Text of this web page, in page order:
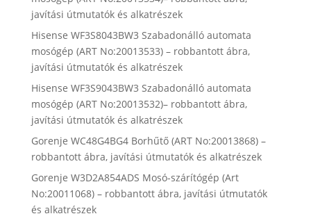
javítási útmutatók és alkatrészek
Hisense WF3S8043BW3 Szabadonálló automata
mosógép (ART No:20013533) – robbantott ábra,
javítási útmutatók és alkatrészek
Hisense WF3S9043BW3 Szabadonálló automata
mosógép (ART No:20013532)– robbantott ábra,
javítási útmutatók és alkatrészek
Gorenje WC48G4BG4 Borhűtő (ART No:20013868) –
robbantott ábra, javítási útmutatók és alkatrészek
Gorenje W3D2A854ADS Mosó-szárítógép (Art
No:20011068) – robbantott ábra, javítási útmutatók
és alkatrészek